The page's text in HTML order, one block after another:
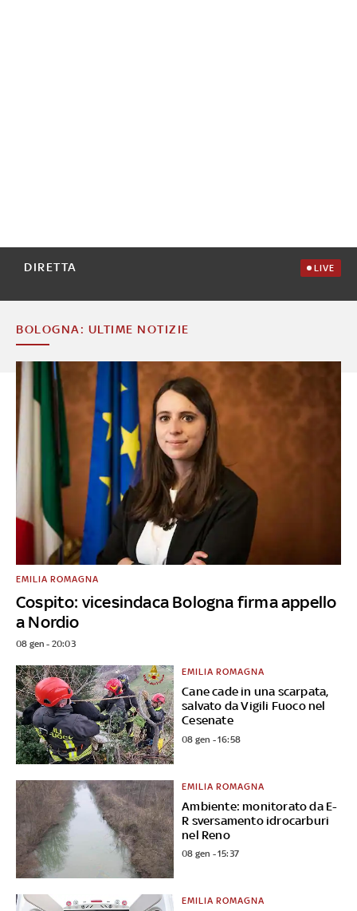
DIRETTA LIVE
BOLOGNA: ULTIME NOTIZIE
Cospito: vicesindaca Bologna firma appello
a Nordio
EMILIA ROMAGNA
08 gen - 20:03
Cane cade in una scarpata,
salvato da Vigili Fuoco nel
Cesenate
EMILIA ROMAGNA
08 gen - 16:58
Ambiente: monitorato da E-
R sversamento idrocarburi
nel Reno
EMILIA ROMAGNA
08 gen - 15:37
EMILIA ROMAGNA